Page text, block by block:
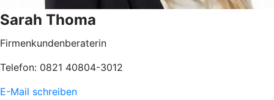
Sarah Thoma
Firmenkundenberaterin
Telefon: 0821 40804-3012
E-Mail schreiben